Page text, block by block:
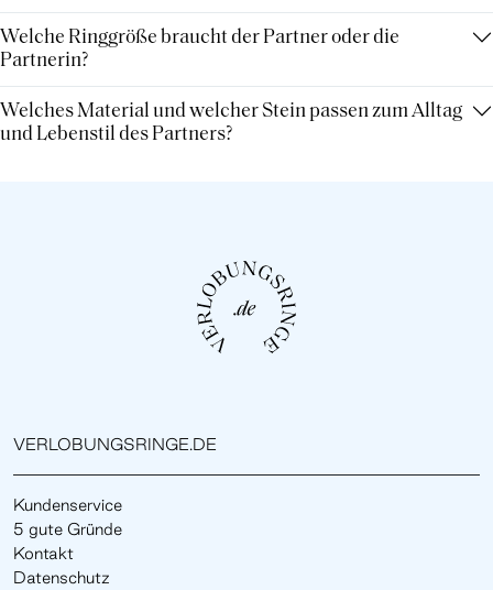
Welche Ringgröße braucht der Partner oder die
Partnerin?
Welches Material und welcher Stein passen zum Alltag
und Lebenstil des Partners?
VERLOBUNGSRINGE.DE
Kundenservice
5 gute Gründe
Kontakt
Datenschutz